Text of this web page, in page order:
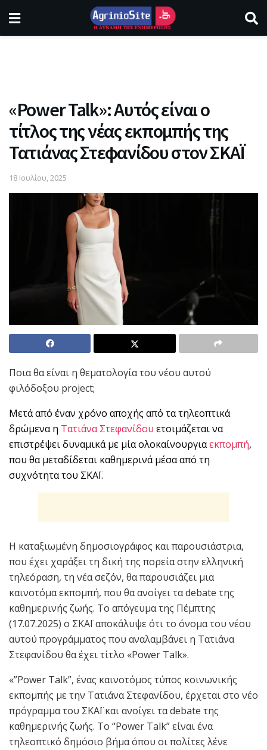
«Power Talk»: Αυτός είναι ο
τίτλος της νέας εκπομπής της
Τατιάνας Στεφανίδου στον ΣΚΑΪ
18 Ιουλίου, 2025
Ποια θα είναι η θεματολογία του νέου αυτού
φιλόδοξου project;
Μετά από έναν χρόνο αποχής από τα τηλεοπτικά
δρώμενα η Τατιάνα Στεφανίδου ετοιμάζεται να
επιστρέψει δυναμικά με μία ολοκαίνουργιαεκπομπή,
που θα μεταδίδεται καθημερινά μέσα από τη
συχνότητα του ΣΚΑΪ.
Η καταξιωμένη δημοσιογράφος και παρουσιάστρια,
που έχει χαράξει τη δική της πορεία στην ελληνική
τηλεόραση, τη νέα σεζόν, θα παρουσιάζει μια
καινοτόμα εκπομπή, που θα ανοίγει τα debate της
καθημερινής ζωής. Το απόγευμα της Πέμπτης
(17.07.2025) ο ΣΚΑΪ αποκάλυψε ότι το όνομα του νέου
αυτού προγράμματος που αναλαμβάνει η Τατιάνα
Στεφανίδου θα έχει τίτλο «Power Talk».
«”Power Talk”, ένας καινοτόμος τύπος κοινωνικής
εκπομπής με την Τατιάνα Στεφανίδου, έρχεται στο νέο
πρόγραμμα του ΣΚΑΪ και ανοίγει τα debate της
καθημερινής ζωής. Το “Power Talk” είναι ένα
τηλεοπτικό δημόσιο βήμα όπου οι πολίτες λένε